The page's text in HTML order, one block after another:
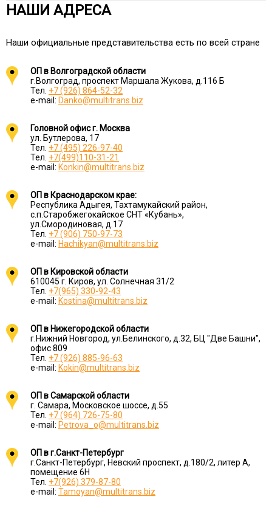
НАШИ АДРЕСА
Наши официальные представительства есть по всей стране
ОП в Волгоградской области
г.Волгоград, проспект Маршала Жукова, д.116 Б
Тел. +7 (926) 864-52-32
e-mail: Danko@multitrans.biz
Головной офис г. Москва
ул. Бутлерова, 17
Тел. +7 (495) 226-97-40
Тел. +7(499)110-31-21
e-mail: Konkin@multitrans.biz
ОП в Краснодарском крае:
Республика Адыгея, Тахтамукайский район,
с.п.Старобжегокайское СНТ «Кубань»,
ул.Смородиновая, д.17
Тел. +7 (906) 750-97-73
e-mail: Hachikyan@multitrans.biz
ОП в Кировской области
610045 г. Киров, ул. Солнечная 31/2
Тел. +7(965) 330-92-43
e-mail: Kostina@multitrans.biz
ОП в Нижегородской области
г.Нижний Новгород, ул.Белинского, д.32, БЦ "Две Башни",
офис 809
Тел. +7 (926) 885-96-63
e-mail: Kokin@multitrans.biz
ОП в Самарской области
г. Самара, Московское шоссе, д.55
Тел. +7 (964) 726-75-80
e-mail: Petrova_o@multitrans.biz
ОП в г.Санкт-Петербург
г.Санкт-Петербург, Невский проспект, д.180/2, литер А,
помещение 6Н
Тел. +7(926) 379-87-80
e-mail: Tamoyan@multitrans.biz